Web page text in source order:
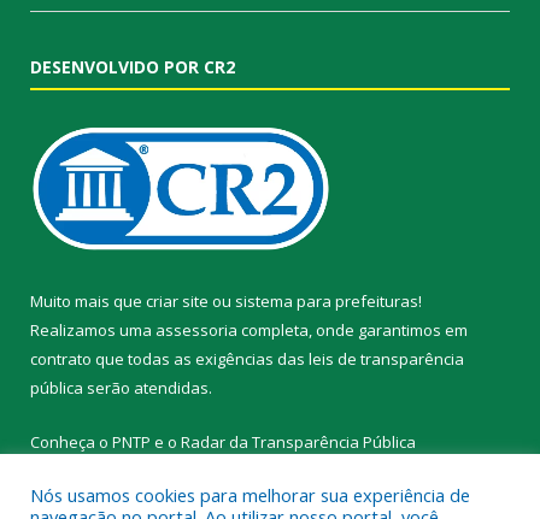
DESENVOLVIDO POR CR2
Muito mais que criar site ou sistema para prefeituras!
Realizamos uma assessoria completa, onde garantimos em
contrato que todas as exigências das leis de transparência
pública serão atendidas.
Conheça o PNTP e o Radar da Transparência Pública
Nós usamos cookies para melhorar sua experiência de